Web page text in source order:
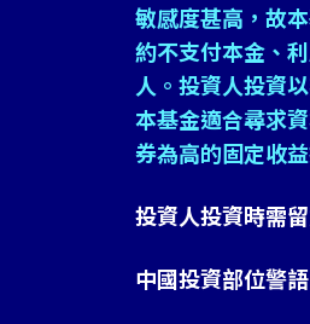
敏感度甚高，故
約不支付本金、
人。投資人投資
本基金適合尋求
券為高的固定收
投資人投資時需
中國投資部位警語